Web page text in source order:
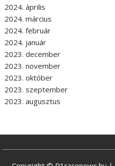
2024. április
2024. március
2024. február
2024. január
2023. december
2023. november
2023. október
2023. szeptember
2023. augusztus